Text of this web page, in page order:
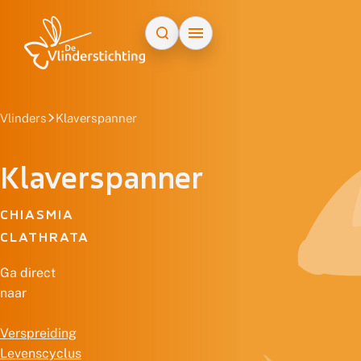
Vlinders Klaverspanner
Klaverspanner
CHIASMIA
CLATHRATA
Ga direct
naar
Verspreiding
Levenscyclus